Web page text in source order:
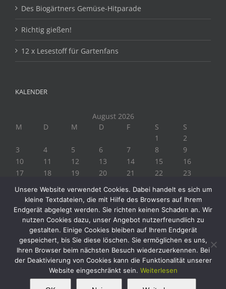
Des Biogärtners Gemüse-Hitparade
Richtig gießen!
12 x Lesestoff für Gartenfans
KALENDER
August 2026
M
D M D F S
S
1
2
3
4 5 6 7 8
9
10
11 12 13 14 15
16
17
18 19 20 21 22
23
« Juli
Copyright 2019 Biogärtner Ploberger | Alle Rechte vorbehalten
Unsere Website verwendet Cookies. Dabei handelt es sich um
kleine Textdateien, die mit Hilfe des Browsers auf Ihrem
Endgerät abgelegt werden. Sie richten keinen Schaden an. Wir
nutzen Cookies dazu, unser Angebot nutzerfreundlich zu
gestalten. Einige Cookies bleiben auf Ihrem Endgerät
gespeichert, bis Sie diese löschen. Sie ermöglichen es uns,
Ihren Browser beim nächsten Besuch wiederzuerkennen. Bei
der Deaktivierung von Cookies kann die Funktionalität unserer
Website eingeschränkt sein. Weiterlesen